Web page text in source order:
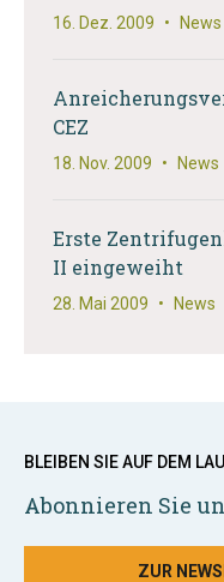
16. Dez. 2009 • News
CEZ
18. Nov. 2009 • News
Erste
II eingeweiht
28. Mai 2009 • News
BLEIBEN SIE AUF DEM
Abonnieren Sie
ZUR